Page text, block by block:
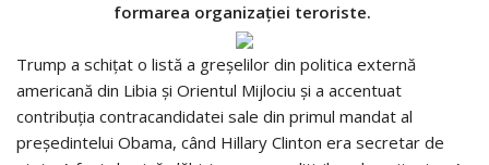
formarea organizației teroriste.
Trump a schițat o listă a greșelilor din politica externă
americană din Libia și Orientul Mijlociu și a accentuat
contribuția contracandidatei sale din primul mandat al
președintelui Obama, când Hillary Clinton era secretar de